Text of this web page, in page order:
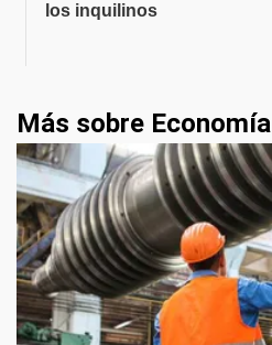
los inquilinos
Más sobre Economía